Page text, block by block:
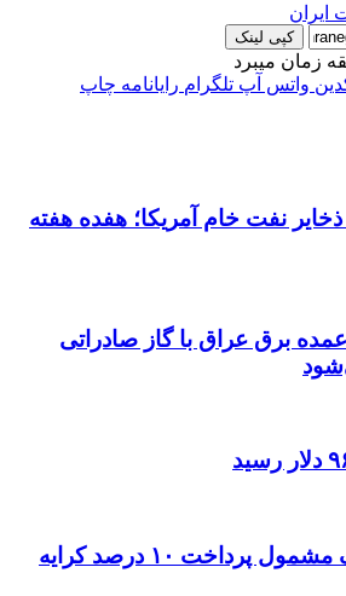
ایران
کپی لینک
واتس آپ تلگرام رایانامه چاپ
نفت خام آمریکا؛ هفده هفته
برق عراق با گاز صادراتی
صنعت بانکرینگ مشمول پرداخت ۱۰ درصد کرایه